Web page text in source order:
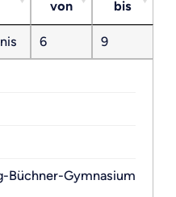
von bis
6 9
Büchner-Gymnasium